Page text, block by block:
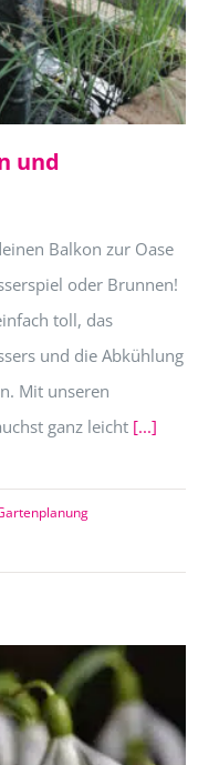
und
Balkon zur Oase
oder Brunnen!
toll, das
und die Abkühlung
Mit unseren
ganz leicht [...]